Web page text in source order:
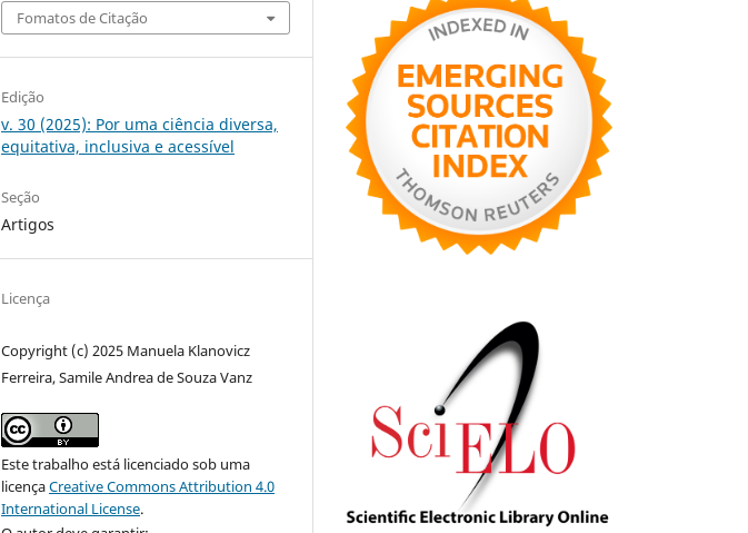
Fomatos de Citação
Edição
v. 30 (2025): Por uma ciência diversa,
equitativa, inclusiva e acessível
Seção
Artigos
Licença
Copyright (c) 2025 Manuela Klanovicz
Ferreira, Samile Andrea de Souza Vanz
Este trabalho está licenciado sob uma
licençaCreative Commons Attribution 4.0
International License.